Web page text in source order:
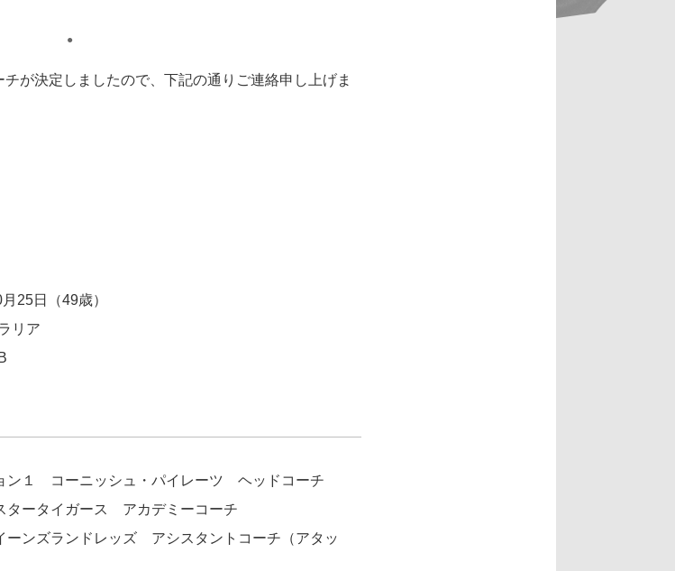
●
が決定しましたので、下記の通りご連絡申し上げま
25日（49歳）
リア
ン１ コーニッシュ・パイレーツ ヘッドコーチ
ータイガース アカデミーコーチ
ンズランドレッズ アシスタントコーチ（アタッ